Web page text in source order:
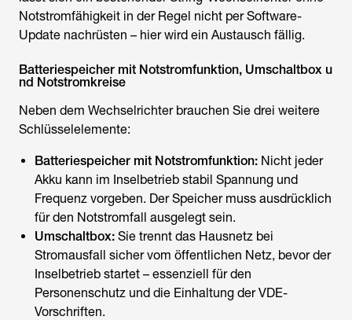
Notstromfähigkeit in der Regel nicht per Software-
Update nachrüsten – hier wird ein Austausch fällig.
Batteriespeicher mit Notstromfunktion, Umschaltbox u
nd Notstromkreise
Neben dem Wechselrichter brauchen Sie drei weitere
Schlüsselelemente:
Batteriespeicher mit Notstromfunktion: Nicht jeder
Akku kann im Inselbetrieb stabil Spannung und
Frequenz vorgeben. Der Speicher muss ausdrücklich
für den Notstromfall ausgelegt sein.
Umschaltbox: Sie trennt das Hausnetz bei
Stromausfall sicher vom öffentlichen Netz, bevor der
Inselbetrieb startet – essenziell für den
Personenschutz und die Einhaltung der VDE-
Vorschriften.